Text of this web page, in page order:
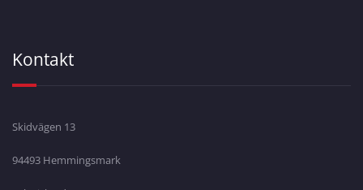
Kontakt
Skidvägen 13
94493 Hemmingsmark